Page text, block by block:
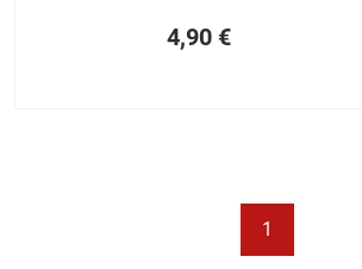
4,90 €
1